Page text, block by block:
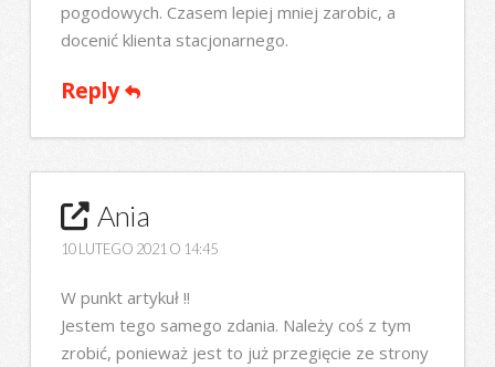
pogodowych. Czasem lepiej mniej zarobic, a
docenić klienta stacjonarnego.
Reply
Ania
10 LUTEGO 2021 O 14:45
W punkt artykuł !!
Jestem tego samego zdania. Należy coś z tym
zrobić, ponieważ jest to już przegięcie ze strony